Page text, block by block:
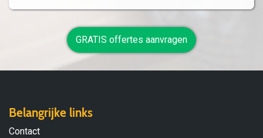
GRATIS offertes aanvragen
Belangrijke links
Contact